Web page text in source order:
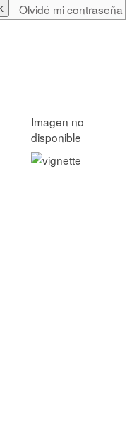
Olvidé mi contraseña